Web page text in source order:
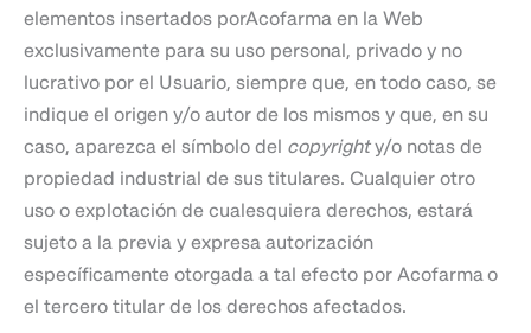
elementos insertados porAcofarma en la Web
exclusivamente para su uso personal, privado y no
lucrativo por el Usuario, siempre que, en todo caso, se
indique el origen y/o autor de los mismos y que, en su
caso, aparezca el símbolo del copyrighty/o notas de
propiedad industrial de sus titulares. Cualquier otro
uso o explotación de cualesquiera derechos, estará
sujeto a la previa y expresa autorización
específicamente otorgada a tal efecto por Acofarmao
el tercero titular de los derechos afectados.